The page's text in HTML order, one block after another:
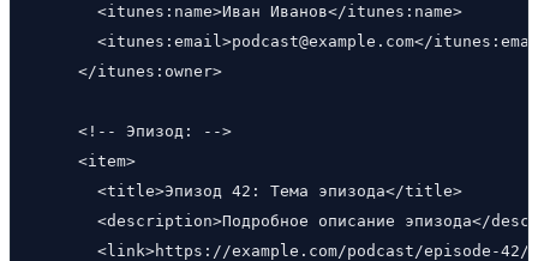
      <itunes:name>Иван Иванов</itunes:name>
<itunes:email>podcast@example.com</
    </itunes:owner>
    <!-- Эпизод: -->
    <item>
      <title>Эпизод 42: Тема эпизода</title>
<description>Подробное описание эпизода</
<link>https://example.com/podcast/episode-42/